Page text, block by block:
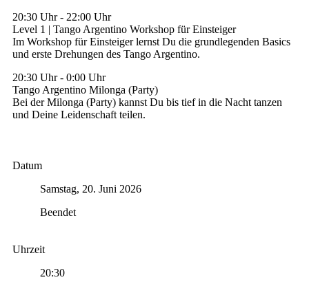
20:30 Uhr- 22:00 Uhr
Level 1 | Tango Argentino Workshop für Einsteiger
Im Workshop für Einsteiger lernst Du die grundlegenden Basics
und erste Drehungen des Tango Argentino.
20:30 Uhr- 0:00 Uhr
Tango Argentino Milonga (Party)
Bei der Milonga (Party) kannst Du bis tief in die Nacht tanzen
und Deine Leidenschaft teilen.
Datum
Samstag, 20. Juni 2026
Beendet
Uhrzeit
20:30